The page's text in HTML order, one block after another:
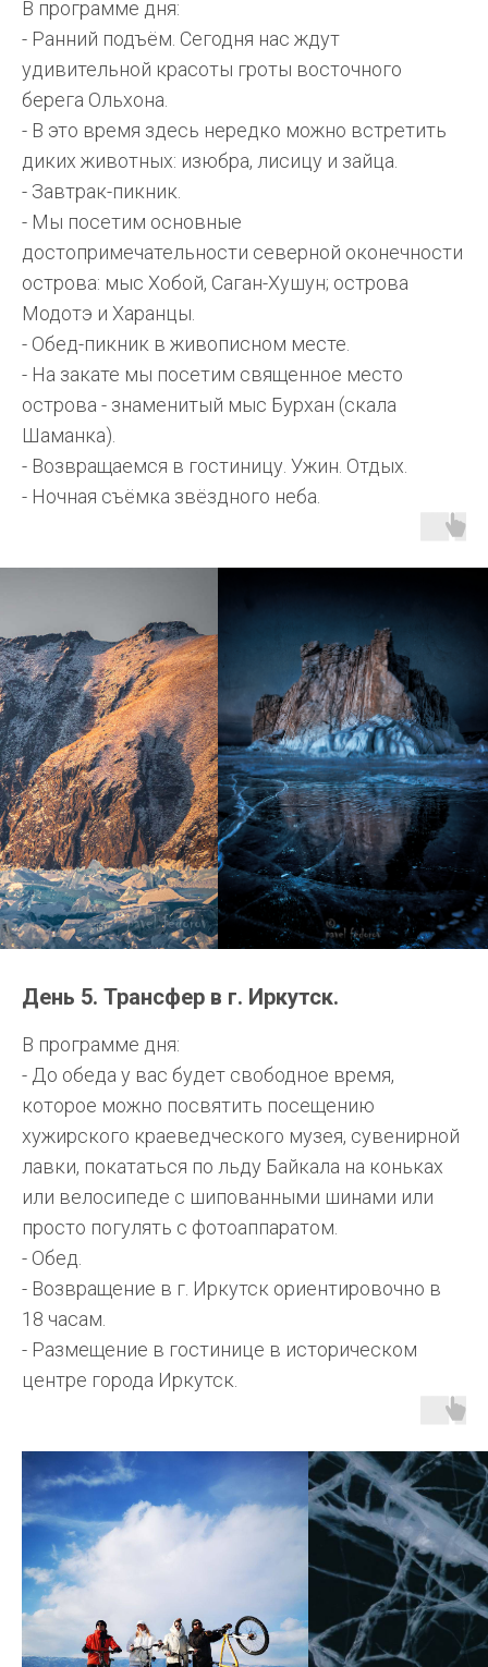
В программе дня:
- Ранний подъём. Сегодня нас ждут
удивительной красоты гроты восточного
берега Ольхона.
- В это время здесь нередко можно встретить
диких животных: изюбра, лисицу и зайца.
- Завтрак-пикник.
- Мы посетим основные
достопримечательности северной оконечности
острова: мыс Хобой, Саган-Хушун; острова
Модотэ и Харанцы.
- Обед-пикник в живописном месте.
- На закате мы посетим священное место
острова - знаменитый мыс Бурхан (скала
Шаманка).
- Возвращаемся в гостиницу. Ужин. Отдых.
- Ночная съёмка звёздного неба.
День 5. Трансфер в г. Иркутск.
В программе дня:
- До обеда у вас будет свободное время,
которое можно посвятить посещению
хужирского краеведческого музея, сувенирной
лавки, покататься по льду Байкала на коньках
или велосипеде с шипованными шинами или
просто погулять с фотоаппаратом.
- Обед.
- Возвращение в г. Иркутск ориентировочно в
18 часам.
- Размещение в гостинице в историческом
центре города Иркутск.